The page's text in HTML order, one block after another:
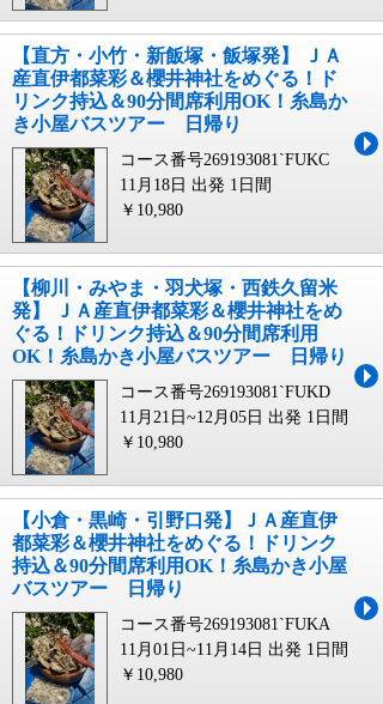
【直方・小竹・新飯塚・飯塚発】 ＪＡ
産直伊都菜彩＆櫻井神社をめぐる！ド
リンク持込＆90分間席利用OK！糸島か
き小屋バスツアー 日帰り
コース番号269193081`FUKC
11月18日 出発 1日間
￥10,980
【柳川・みやま・羽犬塚・西鉄久留米
発】 ＪＡ産直伊都菜彩＆櫻井神社をめ
ぐる！ドリンク持込＆90分間席利用
OK！糸島かき小屋バスツアー 日帰り
コース番号269193081`FUKD
11月21日~12月05日 出発 1日間
￥10,980
【小倉・黒崎・引野口発】ＪＡ産直伊
都菜彩＆櫻井神社をめぐる！ドリンク
持込＆90分間席利用OK！糸島かき小屋
バスツアー 日帰り
コース番号269193081`FUKA
11月01日~11月14日 出発 1日間
￥10,980